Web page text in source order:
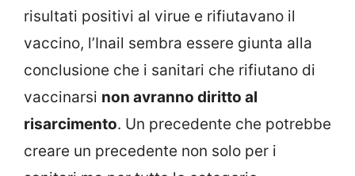
risultati positivi al virue e rifiutavano il
vaccino, l’Inail sembra essere giunta alla
conclusione che i sanitari che rifiutano di
vaccinarsi non avranno diritto al
risarcimento. Un precedente che potrebbe
creare un precedente non solo per i